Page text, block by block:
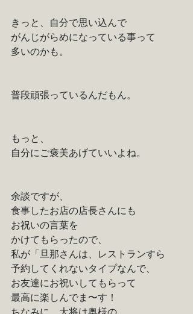
きっと、自分で思い込んで
がんじがらめになっている事って
多いのかも。
普段頑張っているんだもん。
もっと、
自分にご褒美あげていいよね。
余談ですが、
食事したお店の店長さんにも
お祝いの言葉を
かけてもらったので、
私が「旦那さんは、レストランすら
予約してくれないタイプなんで、
お友達にお祝いしてもらって
最高に楽しんでま〜す！